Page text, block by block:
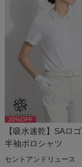
20%OFF
【吸水速乾】SAロ
半袖ポロシャツ
セントアンドリュース